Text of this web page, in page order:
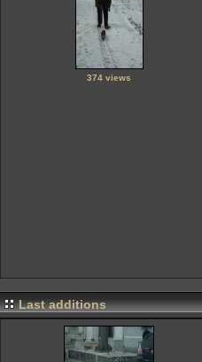
374 views
Last additions